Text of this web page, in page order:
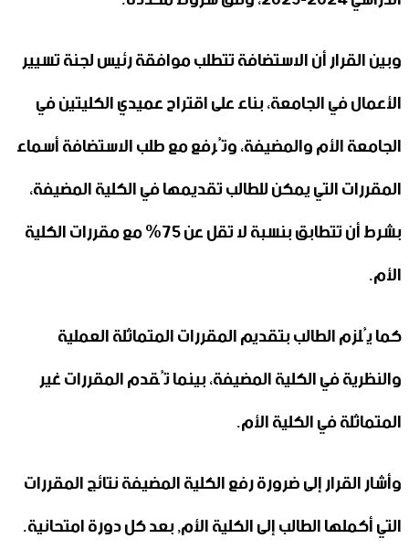
وبين القرار أن الاستضافة تتطلب موافقة رئيس لجنة تسيير
الأعمال في الجامعة، بناء على اقتراح عميدي الكليتين في
الجامعة الأم والمضيفة، وتُرفع مع طلب الاستضافة أسماء
المقررات التي يمكن للطالب تقديمها في الكلية المضيفة،
بشرط أن تتطابق بنسبة لا تقل عن 75% مع مقررات الكلية
الأم.
كما يُلزم الطالب بتقديم المقررات المتماثلة العملية
والنظرية في الكلية المضيفة، بينما تُقدم المقررات غير
المتماثلة في الكلية الأم.
وأشار القرار إلى ضرورة رفع الكلية المضيفة نتائج المقررات
التي أكملها الطالب إلى الكلية الأم, بعد كل دورة امتحانية.